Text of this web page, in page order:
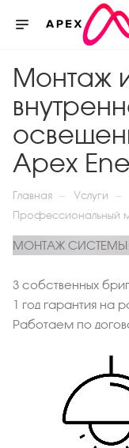
Монтаж
Apex
Главная — Услуги —
Профессиональный
МОНТАЖ
3 собственных
1 год гарантия на
Работаем по